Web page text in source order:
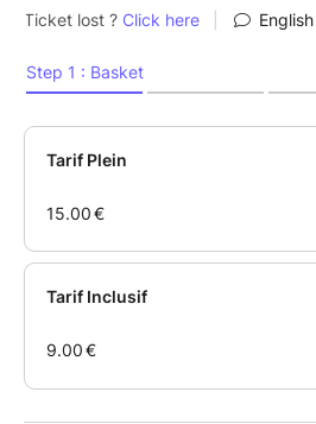
Cette meuf, chanteuse d’opéra,
26 septembre à Liège.
Marie Bourguignon, Amandine
Gregov, et Fanny Matsu vous
incroyables du quotidien.